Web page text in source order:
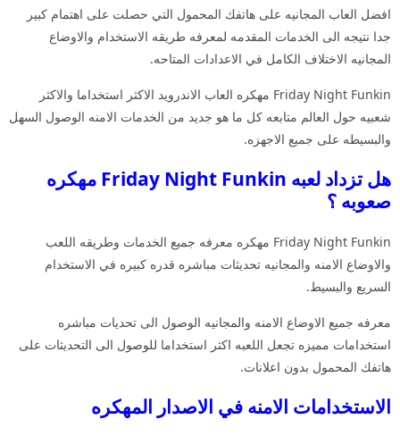
افضل العاب المجانيه على هاتفك المحمول التي حصلت على اهتمام كبير
جدا نتيجه الى الخدمات المقدمه لمعرفه طريقه الاستخدام والاوضاع
المجانيه الاختلاف الكامل في الاعدادات المتاحه.
Friday Night Funkin مهكره العاب الاندرويد الاكثر استخداما والاكثر
شعبيه حول العالم متابعه كل ما هو جديد من الخدمات الامنه الوصول السهل
والبسيطه على جميع الاجهزه.
هل تزداد لعبه Friday Night Funkin مهكره
صعوبه ؟
Friday Night Funkin مهكره معرفه جميع الخدمات وطريقه اللعب
والاوضاع الامنه والمجانيه تحديثات مباشره قدره كبيره في الاستخدام
السريع والبسيط.
معرفه جميع الاوضاع الامنه والمجانيه الوصول الى تحديات مباشره
استخدامات مميزه تجعل اللعبه اكثر استخداما للوصول الى التحديثات على
هاتفك المحمول بدون اعلانات.
الاستخدامات الامنه في الاصدار المهكره